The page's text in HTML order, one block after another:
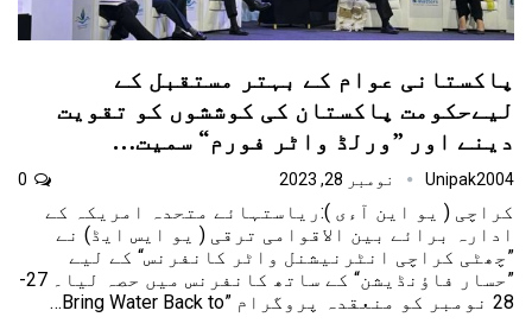
پاکستانی عوام کے بہتر مستقبل کے
لیےحکومت پاکستان کی کوششوں کو تقویت
دینے اور ”ورلڈ واٹر فورم“ سمیت…
Unipak2004 نومبر 28, 2023
کراچی ( یو این آءی ):ریاستہائے متحدہ امریکہ کے
ادارہ برائے بین الاقوامی ترقی ( یو ایس ایڈ) نے
”چھٹی کراچی انٹرنیشنل واٹر کانفرنس“ کے لیے
”حسار فاؤنڈیشن“ کے ساتھ کانفرنس میں حصہ لیا۔ 27-
28 نومبر کو منعقدہ پروگرام ”Bring Water Back to…